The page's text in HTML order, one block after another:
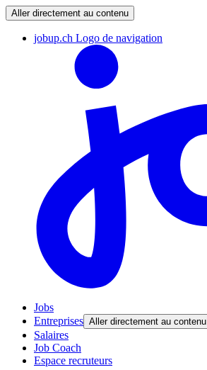
Aller directement au contenu
jobup.ch Logo de navigation
Jobs
Entreprises Aller directement au contenu
Salaires
Job Coach
Espace recruteurs